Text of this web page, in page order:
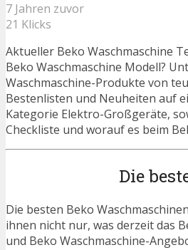
7 Jahren zuvor
21 Klicks
Aktueller Beko Waschmaschine
Beko Waschmaschine Modell?
Waschmaschine-Produkte von
Bestenlisten und Neuheiten auf
Kategorie Elektro-Großgeräte,
Checkliste und worauf es beim
Die
Die besten Beko
ihnen nicht nur, was derzeit das
und Beko Waschmaschine-